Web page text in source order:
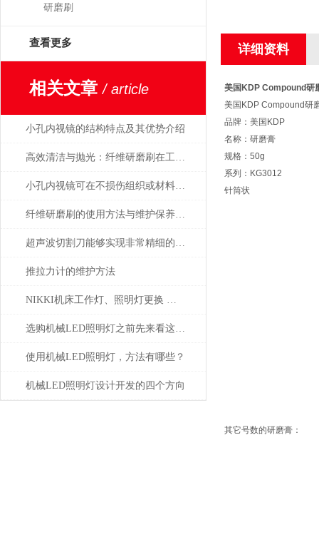
研磨刷
查看更多
相关文章/ article
小孔内视镜的结构特点及其优势介绍
高效清洁与抛光：纤维研磨刷在工业中的重要作用
小孔内视镜可在不损伤组织或材料的情况下进行观察
纤维研磨刷的使用方法与维护保养要点
超声波切割刀能够实现非常精细的切割
推拉力计的维护方法
NIKKI机床工作灯、照明灯更换 日本津上、马扎克、西铁城、兄弟等机床
选购机械LED照明灯之前先来看这篇攻略准没错
使用机械LED照明灯，方法有哪些？
机械LED照明灯设计开发的四个方向
详细资料
美国KDP Compound研
美国KDP Compound研
品牌：美国KDP
名称：研磨膏
规格：50g
系列：KG3012
针筒状
其它号数的研磨膏：